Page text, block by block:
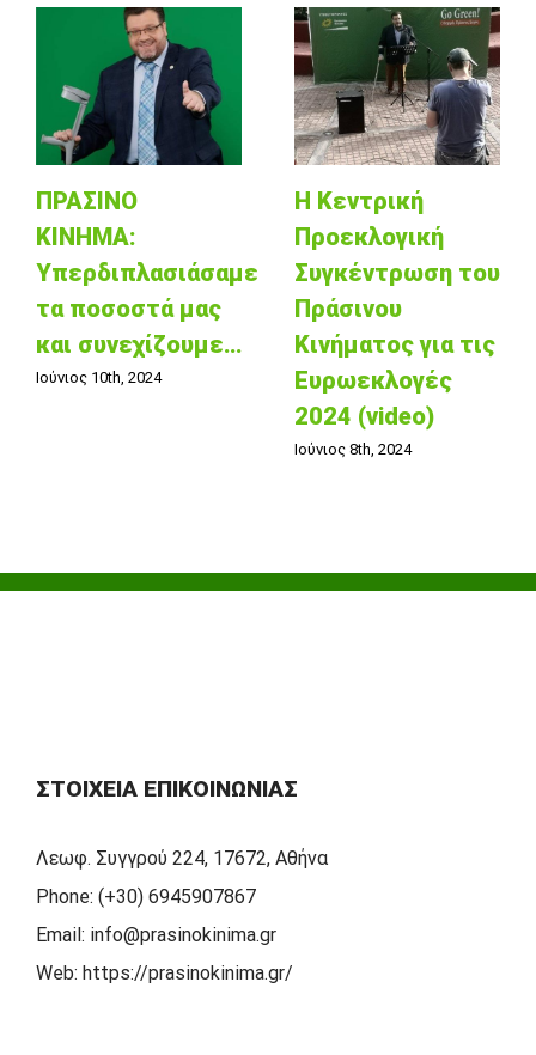
ΠΡΑΣΙΝΟ
ΚΙΝΗΜΑ:
Υπερδιπλασιάσαμε
τα ποσοστά μας
και συνεχίζουμε…
Ιούνιος 10th, 2024
Η Κεντρική
Προεκλογική
Συγκέντρωση του
Πράσινου
Κινήματος για τις
Ευρωεκλογές
2024 (video)
Ιούνιος 8th, 2024
ΣΤΟΙΧΕΊΑ ΕΠΙΚΟΙΝΩΝΊΑΣ
Λεωφ. Συγγρού 224, 17672, Αθήνα
Phone: (+30) 6945907867
Email: info@prasinokinima.gr
Web: https://prasinokinima.gr/